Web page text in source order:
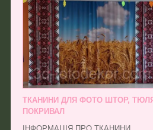
ТКАНИНИ ДЛЯ ФОТО ШТОР,
ПОКРИВАЛ